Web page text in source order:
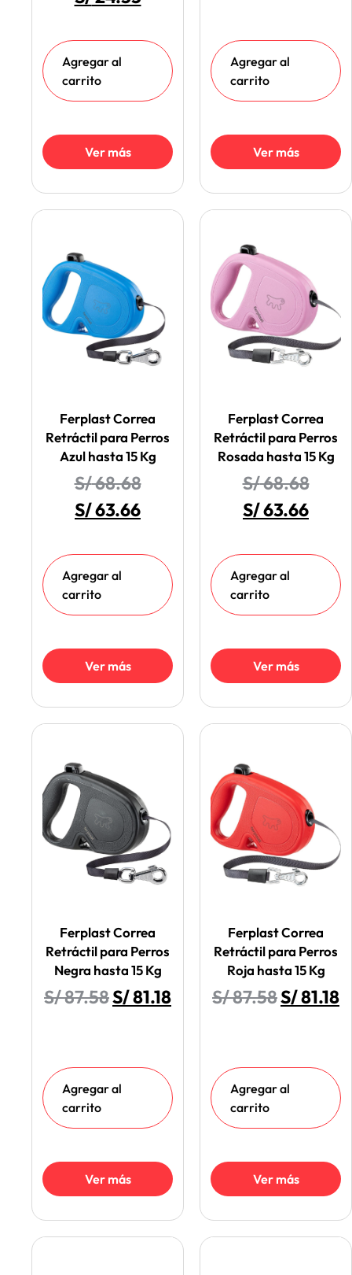
Agregar al
carrito
Ver más
Agregar al
carrito
Ver más
Ferplast Correa
Retráctil para Perros
Azul hasta 15 Kg
S/68.68
S/63.66
Agregar al
carrito
Ver más
Ferplast Correa
Retráctil para Perros
Rosada hasta 15 Kg
S/68.68
S/63.66
Agregar al
carrito
Ver más
Ferplast Correa
Retráctil para Perros
Negra hasta 15 Kg
S/87.58S/81.18
Agregar al
carrito
Ver más
Ferplast Correa
Retráctil para Perros
Roja hasta 15 Kg
S/87.58S/81.18
Agregar al
carrito
Ver más